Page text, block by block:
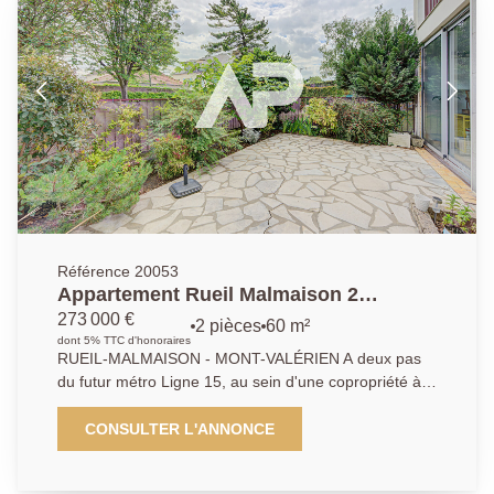
de12m²), cave en sous-sol. Parking collectif. AGENCE
PRINCIPALE. AP/FR 01 47 10 01 01
Référence 20053
Appartement Rueil Malmaison 2
pièce(s) 60.91m2
273 000 €
dont 5% TTC d'honoraires
2 pièces 60 m²
RUEIL-MALMAISON - MONT-VALÉRIEN A deux pas
du futur métro Ligne 15, au sein d'une copropriété à
dimension humaine bien entretenue et arborée,
découvrez ce charmant appartement de 60.91 m2 Loi
Carrez composé de deux pièces avec terrasse. Un
CONSULTER L'ANNONCE